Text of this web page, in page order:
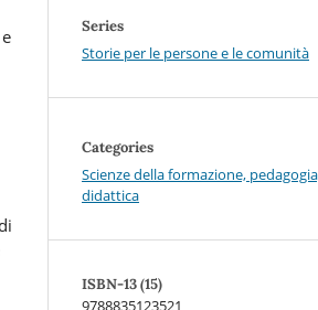
Series
Storie per le persone e le comunità
Categories
Scienze della formazione,
didattica
ISBN-13 (15)
9788835123521